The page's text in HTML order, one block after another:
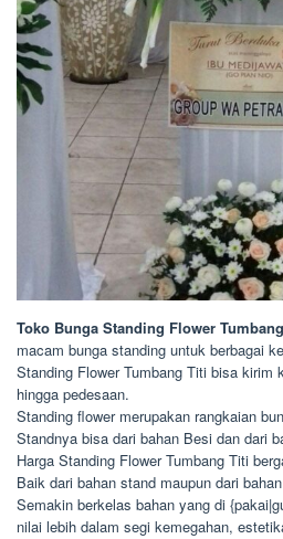
Toko Bunga Standing Flower
macam bunga standing untuk berbagai
Standing Flower Tumbang Titi bisa kirim
hingga pedesaan.
Standing flower merupakan rangkaian
Standnya bisa dari bahan Besi dan dari
Harga Standing Flower Tumbang Titi
Baik dari bahan stand maupun dari
Semakin berkelas bahan yang di
nilai lebih dalam segi kemegahan,